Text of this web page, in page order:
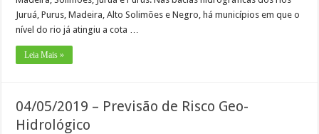
Juruá, Purus, Madeira, Alto Solimões e Negro, há municípios em que o
nível do rio já atingiu a cota …
Leia Mais »
04/05/2019 – Previsão de Risco Geo-
Hidrológico